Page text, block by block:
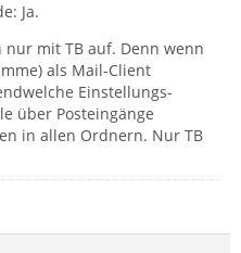
Ja.
mit TB auf. Denn wenn
als Mail-Client
Einstellungs-
über Posteingänge
in allen Ordnern. Nur TB